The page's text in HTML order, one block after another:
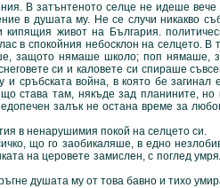
затънтеното селце не идеше вече
в душата му. Не се случи никакво
живот на България.
в спокойния небосклон на селцето. В
защото нямаше школо; поп нямаше,
си и каловете си спираше
сръбската война, в която бе загинал
става там, някъде зад планините, но
залък не остана време за
в ненарушимия покой на селцето си.
що го заобикаляше, в едно
на церовете замислен, с поглед
душата му от това бавно и тихо